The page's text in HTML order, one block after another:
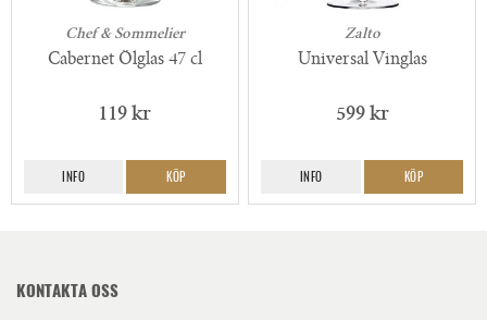
Chef & Sommelier
Cabernet Ölglas 47 cl
119 kr
INFO KÖP
Zalto
Universal Vinglas
599 kr
INFO KÖP
KONTAKTA OSS